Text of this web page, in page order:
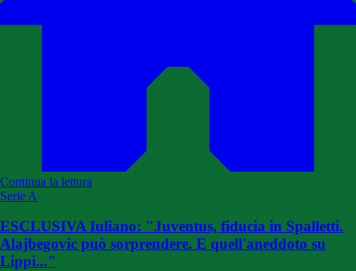
Continua la lettura
Serie A
ESCLUSIVA Iuliano: "Juventus, fiducia in Spalletti.
Alajbegovic può sorprendere. E quell'aneddoto su
Lippi..."